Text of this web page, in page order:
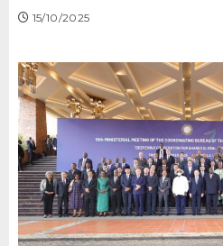
15/10/2025